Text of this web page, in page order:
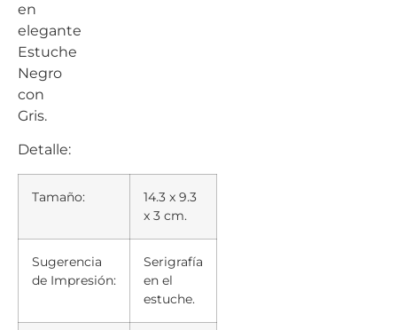
en
elegante
Estuche
Negro
con
Gris.
Detalle:
Tamaño:
14.3 x 9.3
x 3 cm.
Sugerencia
de Impresión:
Serigrafía
en el
estuche.